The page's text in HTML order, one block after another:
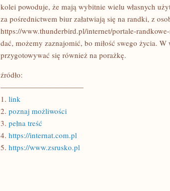
kolei powoduje, że mają wybitnie wielu własnych
za pośrednictwem biur załatwiają się na randki, z
https://www.thunderbird.pl/internet/portale-
dać, możemy zaznajomić, bo miłość swego życia.
przygotowywać się również na porażkę.
źródło:
———————————
1. link
2. poznaj możliwości
3. pełna treść
4. https://internat.com.pl
5. https://www.zsrusko.pl